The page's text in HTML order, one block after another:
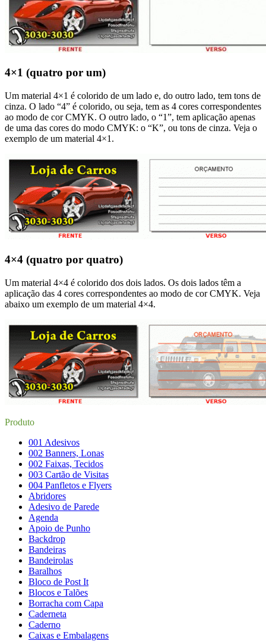
4×1 (quatro por um)
Um material 4×1 é colorido de um lado e, do outro lado, tem tons de
cinza. O lado “4” é colorido, ou seja, tem as 4 cores correspondentes
ao modo de cor CMYK. O outro lado, o “1”, tem aplicação apenas
de uma das cores do modo CMYK: o “K”, ou tons de cinza. Veja o
exemplo de um material 4×1.
4×4 (quatro por quatro)
Um material 4×4 é colorido dos dois lados. Os dois lados têm a
aplicação das 4 cores correspondentes ao modo de cor CMYK. Veja
abaixo um exemplo de um material 4×4.
Produto
001 Adesivos
002 Banners, Lonas
002 Faixas, Tecidos
003 Cartão de Visitas
004 Panfletos e Flyers
Abridores
Adesivo de Parede
Agenda
Apoio de Punho
Backdrop
Bandeiras
Bandeirolas
Baralhos
Bloco de Post It
Blocos e Talões
Borracha com Capa
Caderneta
Caderno
Caixas e Embalagens